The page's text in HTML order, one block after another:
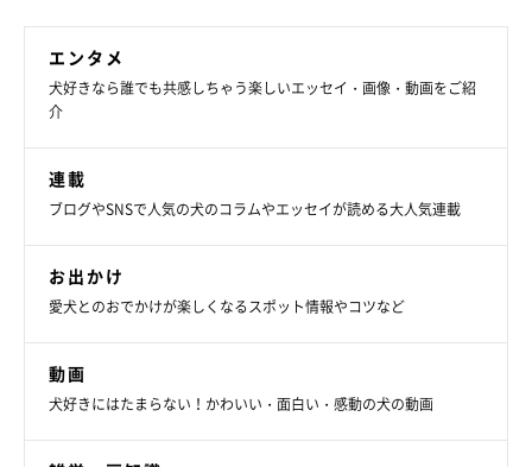
エンタメ
犬好きなら誰でも共感しちゃう楽しいエッセイ・画像・動画をご紹
介
連載
ブログやSNSで人気の犬のコラムやエッセイが読める大人気連載
お出かけ
愛犬とのおでかけが楽しくなるスポット情報やコツなど
動画
犬好きにはたまらない！かわいい・面白い・感動の犬の動画